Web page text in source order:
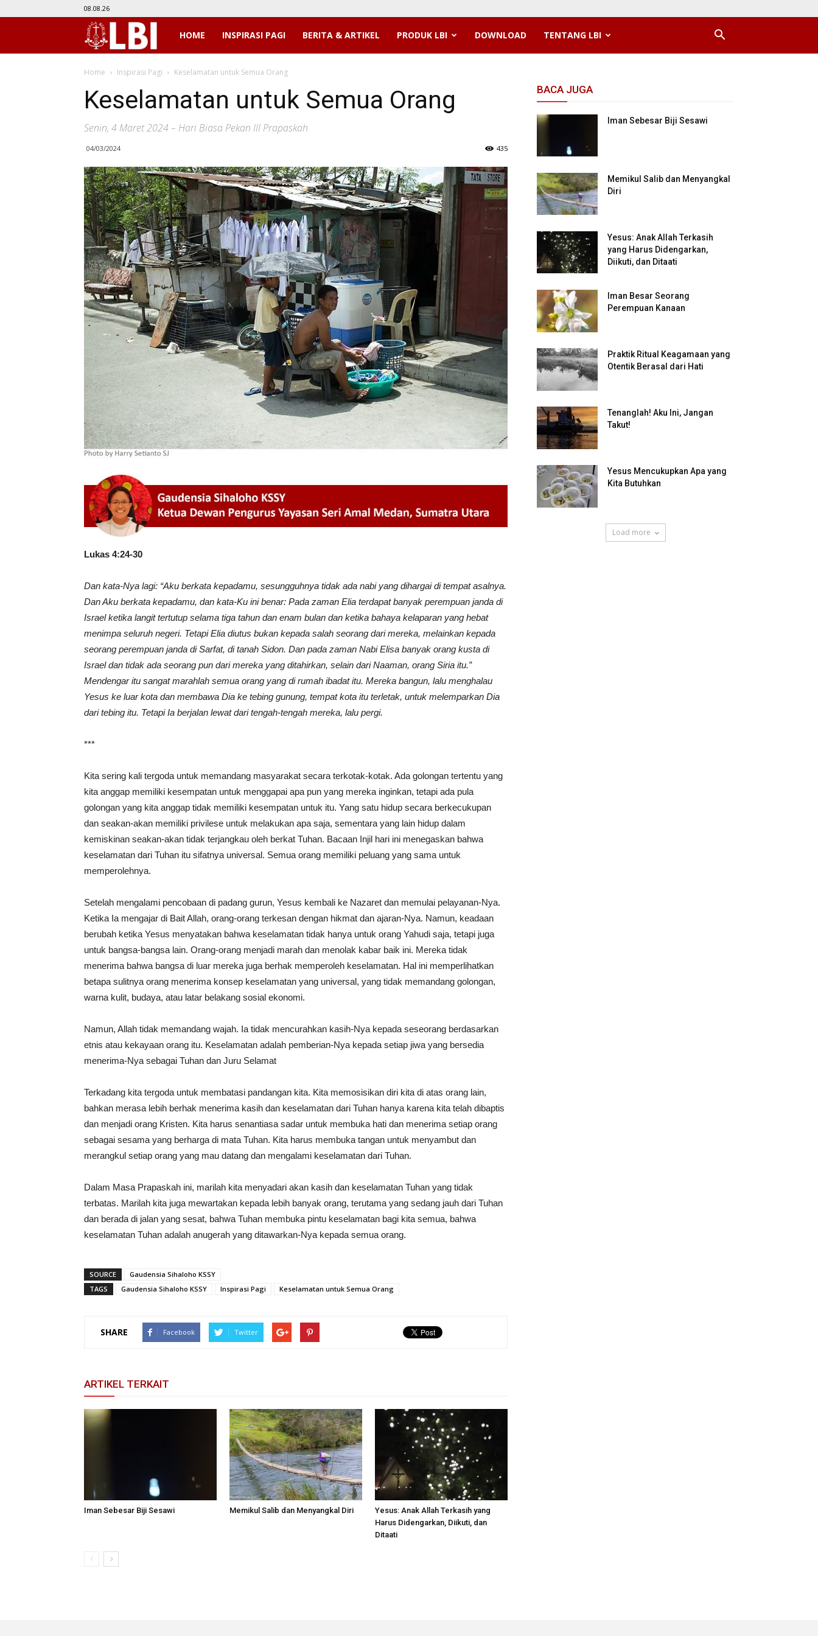
08.08.26
LBIHOME INSPIRASI PAGI BERITA & ARTIKEL PRODUK LBI DOWNLOAD TENTANG LBI
Home Inspirasi Pagi Keselamatan untuk Semua Orang
Keselamatan untuk Semua Orang
Senin, 4 Maret 2024 – Hari Biasa Pekan III Prapaskah
04/03/2024 435
Lukas 4:24-30
Dan kata-Nya lagi: “Aku berkata kepadamu, sesungguhnya tidak ada nabi yang dihargai di tempat asalnya.
Dan Aku berkata kepadamu, dan kata-Ku ini benar: Pada zaman Elia terdapat banyak perempuan janda di
Israel ketika langit tertutup selama tiga tahun dan enam bulan dan ketika bahaya kelaparan yang hebat
menimpa seluruh negeri. Tetapi Elia diutus bukan kepada salah seorang dari mereka, melainkan kepada
seorang perempuan janda di Sarfat, di tanah Sidon. Dan pada zaman Nabi Elisa banyak orang kusta di
Israel dan tidak ada seorang pun dari mereka yang ditahirkan, selain dari Naaman, orang Siria itu.”
Mendengar itu sangat marahlah semua orang yang di rumah ibadat itu. Mereka bangun, lalu menghalau
Yesus ke luar kota dan membawa Dia ke tebing gunung, tempat kota itu terletak, untuk melemparkan Dia
dari tebing itu. Tetapi Ia berjalan lewat dari tengah-tengah mereka, lalu pergi.
***
Kita sering kali tergoda untuk memandang masyarakat secara terkotak-kotak. Ada golongan tertentu yang
kita anggap memiliki kesempatan untuk menggapai apa pun yang mereka inginkan, tetapi ada pula
golongan yang kita anggap tidak memiliki kesempatan untuk itu. Yang satu hidup secara berkecukupan
dan seakan-akan memiliki privilese untuk melakukan apa saja, sementara yang lain hidup dalam
kemiskinan seakan-akan tidak terjangkau oleh berkat Tuhan. Bacaan Injil hari ini menegaskan bahwa
keselamatan dari Tuhan itu sifatnya universal. Semua orang memiliki peluang yang sama untuk
memperolehnya.
Setelah mengalami pencobaan di padang gurun, Yesus kembali ke Nazaret dan memulai pelayanan-Nya.
Ketika Ia mengajar di Bait Allah, orang-orang terkesan dengan hikmat dan ajaran-Nya. Namun, keadaan
berubah ketika Yesus menyatakan bahwa keselamatan tidak hanya untuk orang Yahudi saja, tetapi juga
untuk bangsa-bangsa lain. Orang-orang menjadi marah dan menolak kabar baik ini. Mereka tidak
menerima bahwa bangsa di luar mereka juga berhak memperoleh keselamatan. Hal ini memperlihatkan
betapa sulitnya orang menerima konsep keselamatan yang universal, yang tidak memandang golongan,
warna kulit, budaya, atau latar belakang sosial ekonomi.
Namun, Allah tidak memandang wajah. Ia tidak mencurahkan kasih-Nya kepada seseorang berdasarkan
etnis atau kekayaan orang itu. Keselamatan adalah pemberian-Nya kepada setiap jiwa yang bersedia
menerima-Nya sebagai Tuhan dan Juru Selamat
Terkadang kita tergoda untuk membatasi pandangan kita. Kita memosisikan diri kita di atas orang lain,
bahkan merasa lebih berhak menerima kasih dan keselamatan dari Tuhan hanya karena kita telah dibaptis
dan menjadi orang Kristen. Kita harus senantiasa sadar untuk membuka hati dan menerima setiap orang
sebagai sesama yang berharga di mata Tuhan. Kita harus membuka tangan untuk menyambut dan
merangkul setiap orang yang mau datang dan mengalami keselamatan dari Tuhan.
Dalam Masa Prapaskah ini, marilah kita menyadari akan kasih dan keselamatan Tuhan yang tidak
terbatas. Marilah kita juga mewartakan kepada lebih banyak orang, terutama yang sedang jauh dari Tuhan
dan berada di jalan yang sesat, bahwa Tuhan membuka pintu keselamatan bagi kita semua, bahwa
keselamatan Tuhan adalah anugerah yang ditawarkan-Nya kepada semua orang.
SOURCE
Gaudensia Sihaloho KSSY
TAGS
Gaudensia Sihaloho KSSY Inspirasi Pagi Keselamatan untuk Semua Orang
SHARE Facebook Twitter
ARTIKEL TERKAIT
Iman Sebesar Biji Sesawi Memikul Salib dan Menyangkal Diri
Yesus: Anak Allah Terkasih yang
Harus Didengarkan, Diikuti, dan
Ditaati
BACA JUGA
Iman Sebesar Biji Sesawi
Memikul Salib dan Menyangkal
Diri
Yesus: Anak Allah Terkasih
yang Harus Didengarkan,
Diikuti, dan Ditaati
Iman Besar Seorang
Perempuan Kanaan
Praktik Ritual Keagamaan yang
Otentik Berasal dari Hati
Tenanglah! Aku Ini, Jangan
Takut!
Yesus Mencukupkan Apa yang
Kita Butuhkan
Load more